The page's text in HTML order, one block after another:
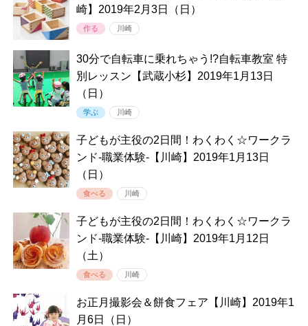
崎】2019年2月3日（日）
作る 川崎
30分で自転車に乗れちゃう!?自転車教室 特
別レッスン【武蔵小杉】2019年1月13日
（日）
学ぶ 川崎
子どもが主役の2日間！わくわく☆ワークラ
ンド-職業体験-【川崎】2019年1月13日
（日）
食べる 川崎
子どもが主役の2日間！わくわく☆ワークラ
ンド-職業体験-【川崎】2019年1月12日
（土）
食べる 川崎
お正月撮影会＆餅食フェア【川崎】2019年1
月6日（日）